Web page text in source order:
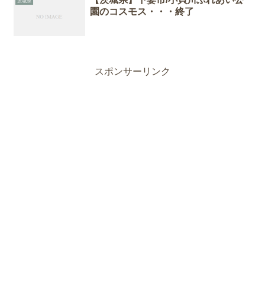
園のコスモス・・・終了
スポンサーリンク